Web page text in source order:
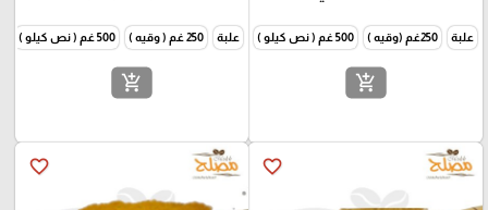
علبة 250غم (وقيه ) 500 غم ( نص كيلو ) 1000غم (كيلو )
add_shopping_cart
علبة 250 غم ( وقيه ) 500 غم ( نص كيلو )
add_shopping_cart
favorite_border
favorite_border